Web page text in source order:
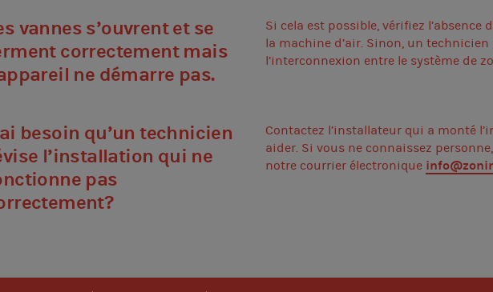
vannes s’ouvrent et se
correctement mais
ne démarre pas.
Si cela est possible, vérifiez l’absence
la machine d’air. Sinon, un technicien
l’interconnexion entre le système de
besoin qu’un technicien
l’installation qui ne
pas
Contactez l’installateur qui a monté
aider. Si vous ne connaissez
notre courrier électronique